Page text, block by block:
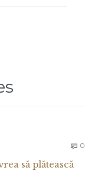
 0
să plătească